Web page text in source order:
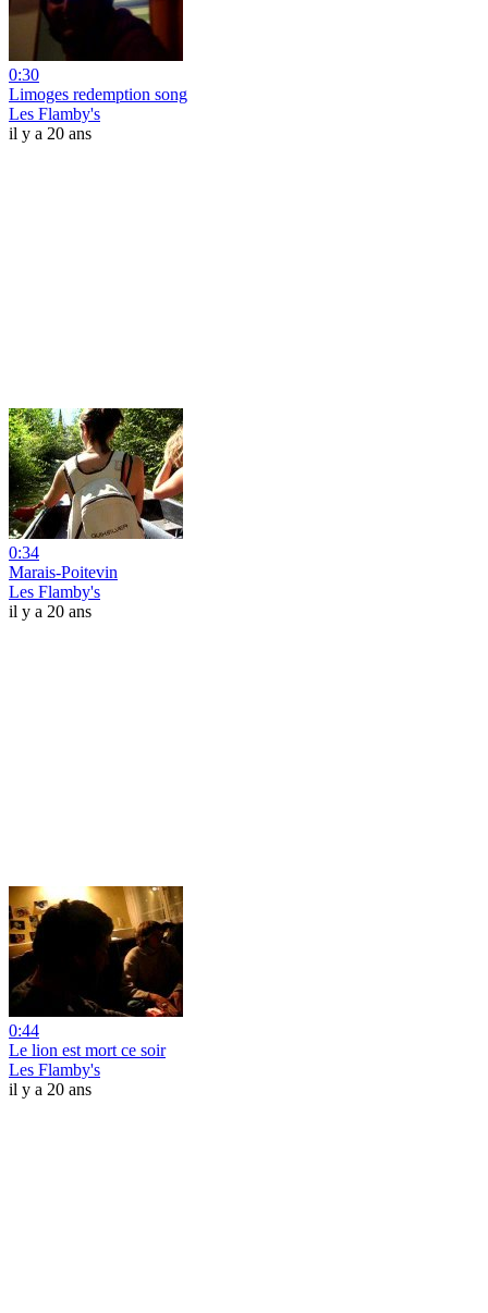
0:30
Limoges redemption song
Les Flamby's
il y a 20 ans
0:34
Marais-Poitevin
Les Flamby's
il y a 20 ans
0:44
Le lion est mort ce soir
Les Flamby's
il y a 20 ans